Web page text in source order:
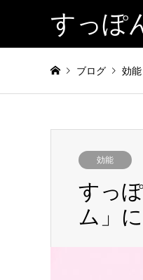
すっぽ
ブログ 効能
効能
すっ
ム」